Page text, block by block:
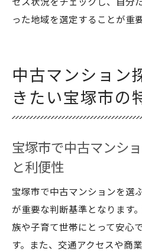
ア選び
宝塚市高級住宅街の
中古マンションと戸
析
宝塚市で将来性あ
雲雀丘花屋敷にみる宝
雲雀丘花屋敷の中古
高級住宅街で選ぶ
徴
宝塚市の高級住宅
セス状況をチェックし、自分
った地域を選定することが重要
中古マンション
きたい宝塚市の
宝塚市で中古マンシ
と利便性
宝塚市で中古マンションを選
が重要な判断基準となります
族や子育て世帯にとって安心
す。また、交通アクセスや商